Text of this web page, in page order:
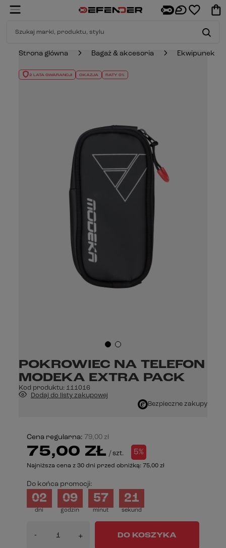
Strona główna Bagaż & akcesoria Ekwipunek
2 LATA GWARANCJI OKAZJA RATY 0%
POKROWIEC NA TELEFON
MODEKA EXTRA PACK
Kod produktu: 111016
Dodaj do listy zakupowej
Bezpieczne zakupy
Cena regularna: 79,00 zł
75,00 ZŁ / szt. 5%
Najniższa cena z 30 dni przed obniżką: 75,00 zł
Do końca promocji:
dni
02
godzin
09
minut
57
sekund
21
- + DO KOSZYKA